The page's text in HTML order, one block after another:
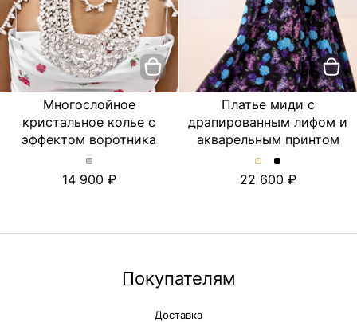
Многослойное
кристальное колье с
эффектом воротника
Многослойное
кристальное
Серебряный
14 900
Платье миди с
драпированным лифом и
акварельным принтом
Платье
миди
Платье
миди
22 600
Покупателям
Доставка